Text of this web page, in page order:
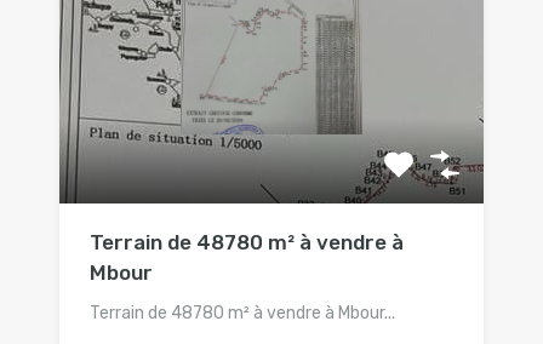
Terrain de 48780 m² à vendre à
Mbour
Terrain de 48780 m² à vendre à Mbour...